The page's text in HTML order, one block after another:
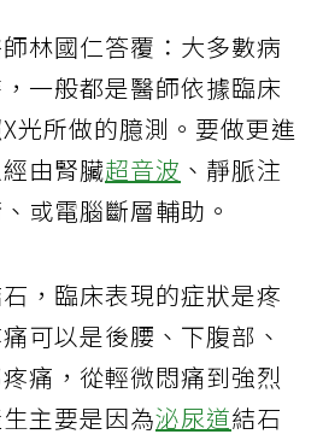
林國仁答覆：大多數病
一般都是醫師依據臨床
光所做的臆測。要做更進
由腎臟超音波 、靜脈注
或電腦斷層輔助。
，臨床表現的症狀是疼
可以是後腰、下腹部、
痛，從輕微悶痛到強烈
主要是因為泌尿道結石